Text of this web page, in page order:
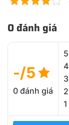
0 đánh giá
-/5
0 đánh giá
5
4
3
2
1